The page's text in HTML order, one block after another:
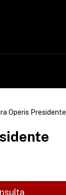
Operis Presidente